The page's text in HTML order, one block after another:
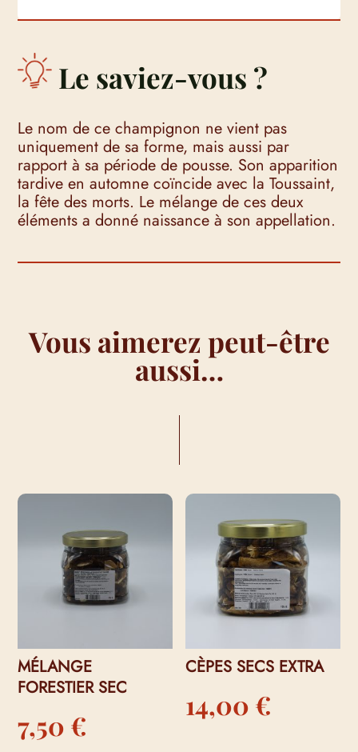
Le saviez-vous ?
Le nom de ce champignon ne vient pas
uniquement de sa forme, mais aussi par
rapport à sa période de pousse. Son apparition
tardive en automne coïncide avec la Toussaint,
la fête des morts. Le mélange de ces deux
éléments a donné naissance à son appellation.
Vous aimerez peut-être
aussi…
MÉLANGE
FORESTIER SEC
7,50 €
CÈPES SECS EXTRA
14,00 €